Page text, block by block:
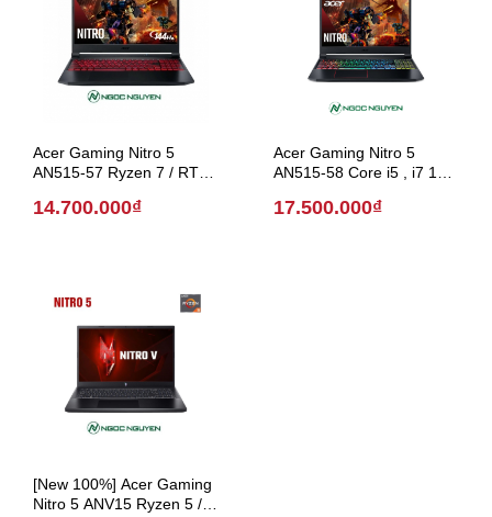
Acer Gaming Nitro 5
AN515-57 Ryzen 7 / RTX
2021)
14.700.000₫
Acer Gaming Nitro 5
AN515-58 Core i5 , i7 12th
17.500.000₫
[New 100%] Acer Gaming
Nitro 5 ANV15 Ryzen 5 /